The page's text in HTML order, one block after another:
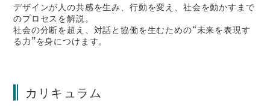
デザインが人の共感を生み、行動を変え、社会を動かすまで
のプロセスを解説。
社会の分断を超え、対話と協働を生むための“未来を表現す
る力”を身につけます。
カリキュラム